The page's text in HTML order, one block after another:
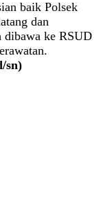
baik Polsek
dan
dibawa ke RSUD
sn)